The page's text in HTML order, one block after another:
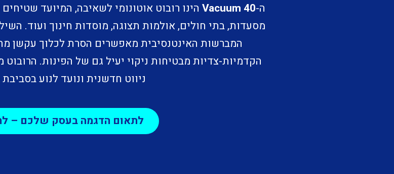
ה-40 Vacuum
הינו רובוט אוטונומי לשאיבה, המיועד
מסעדות, בתי חולים, אולמות תצוגה, מוסדות חינוך ועוד.
המברשות האינטנסיבית מאפשרים הסרת לכלוך עקשן
הקדמיות-צדיות מבטיחות ניקוי יעיל גם של הפינות.
ניווט חדשנית ונועד לנוע
לתאום הדגמה בעסק שלכם –